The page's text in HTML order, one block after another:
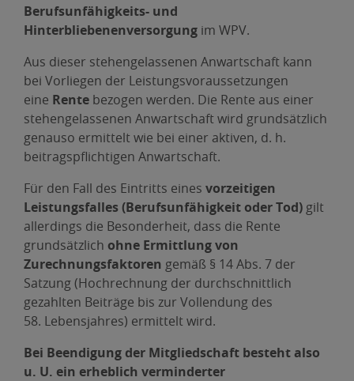
Berufsunfähigkeits- und
Hinterbliebenenversorgung im WPV.
Aus dieser stehengelassenen Anwartschaft kann
bei Vorliegen der Leistungsvoraussetzungen
eine Rente bezogen werden. Die Rente aus einer
stehengelassenen Anwartschaft wird grundsätzlich
genauso ermittelt wie bei einer aktiven, d. h.
beitragspflichtigen Anwartschaft.
Für den Fall des Eintritts eines vorzeitigen
Leistungsfalles (Berufsunfähigkeit oder Tod) gilt
allerdings die Besonderheit, dass die Rente
grundsätzlich ohne Ermittlung von
Zurechnungsfaktoren gemäß § 14 Abs. 7 der
Satzung (Hochrechnung der durchschnittlich
gezahlten Beiträge bis zur Vollendung des
58. Lebensjahres) ermittelt wird.
Bei Beendigung der Mitgliedschaft besteht also
u. U. ein erheblich verminderter